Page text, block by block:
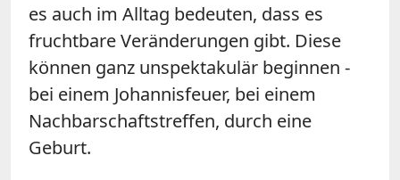
es auch im Alltag bedeuten, dass es
fruchtbare Veränderungen gibt. Diese
können ganz unspektakulär beginnen -
bei einem Johannisfeuer, bei einem
Nachbarschaftstreffen, durch eine
Geburt.